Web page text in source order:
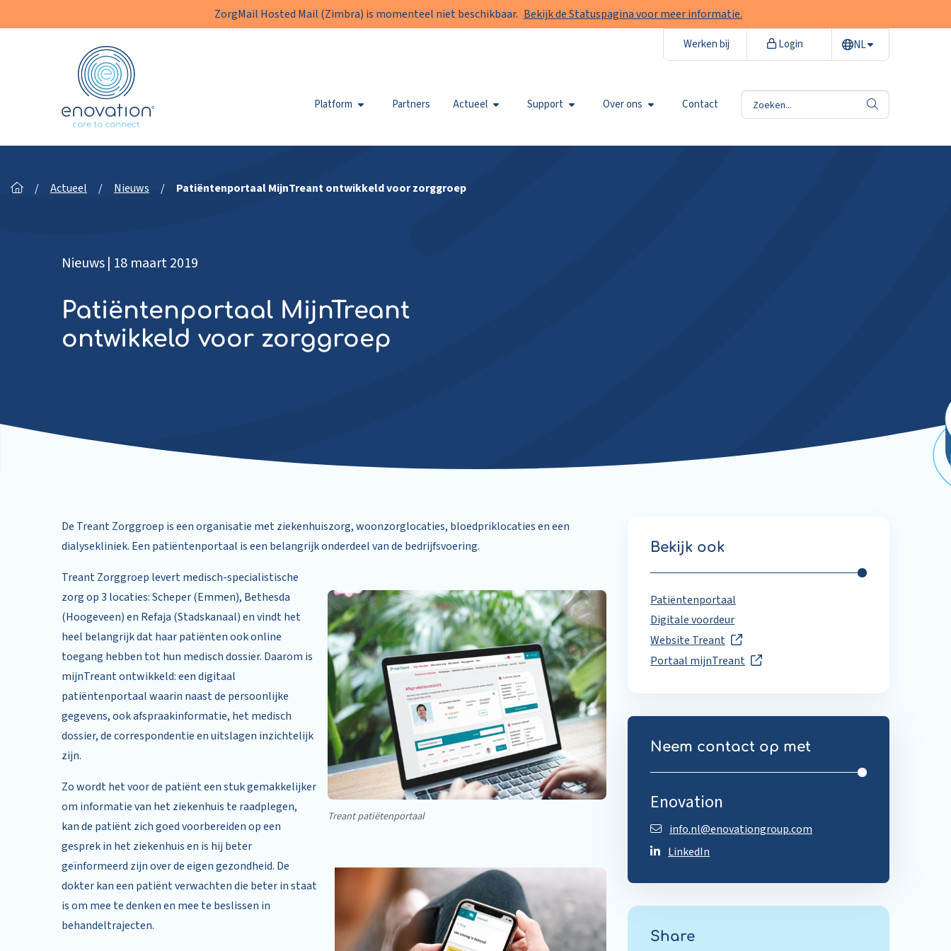
ZorgMail Hosted Mail (Zimbra) is momenteel niet beschikbaar. Bekijk de Statuspagina voor meer informatie.
Enovation
Platform Partners Actueel Support Over ons Contact
zoek
Werken bij Login NL
/ Actueel / Nieuws / Patiëntenportaal MijnTreant ontwikkeld voor zorggroep
Nieuws| 18 maart 2019
Patiëntenportaal MijnTreant
ontwikkeld voor zorggroep
De Treant Zorggroep is een organisatie met ziekenhuiszorg, woonzorglocaties, bloedpriklocaties en een
dialysekliniek. Een patiëntenportaal is een belangrijk onderdeel van de bedrijfsvoering.
Treant patiëtenportaal
Treant Zorggroep levert medisch-specialistische
zorg op 3 locaties: Scheper (Emmen), Bethesda
(Hoogeveen) en Refaja (Stadskanaal) en vindt het
heel belangrijk dat haar patiënten ook online
toegang hebben tot hun medisch dossier. Daarom is
mijnTreant ontwikkeld: een digitaal
patiëntenportaal waarin naast de persoonlijke
gegevens, ook afspraakinformatie, het medisch
dossier, de correspondentie en uitslagen inzichtelijk
zijn.
Zo wordt het voor de patiënt een stuk gemakkelijker
om informatie van het ziekenhuis te raadplegen,
kan de patiënt zich goed voorbereiden op een
gesprek in het ziekenhuis en is hij beter
geïnformeerd zijn over de eigen gezondheid. De
dokter kan een patiënt verwachten die beter in staat
is om mee te denken en mee te beslissen in
behandeltrajecten.
Bekijk ook
Patiëntenportaal
Digitale voordeur
Website Treant
Portaal mijnTreant
Neem contact op met
Enovation
info.nl@enovationgroup.com
LinkedIn
Share